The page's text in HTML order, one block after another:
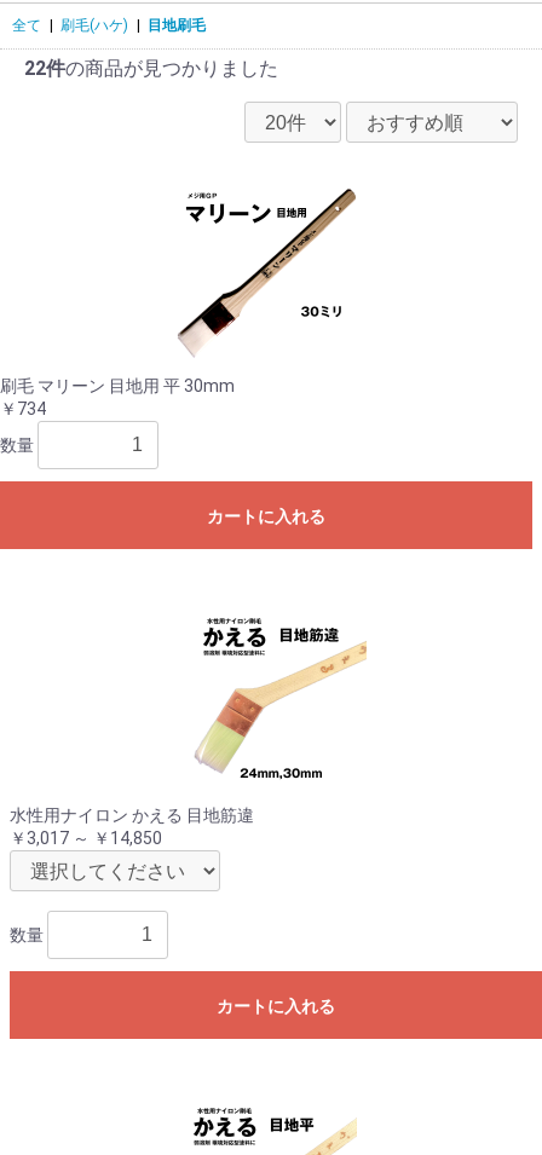
全て | 刷毛(ハケ) | 目地刷毛
22件の商品が見つかりました
刷毛 マリーン 目地用 平 30mm
￥734
数量
カートに入れる
水性用ナイロン かえる 目地筋違
￥3,017 ～ ￥14,850
数量
カートに入れる